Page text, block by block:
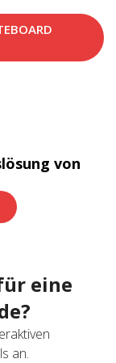
von
eine
an.